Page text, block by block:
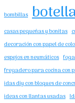
bombillas
casas pequeñas y bonitas
decoración con papel de
espejos en neumáticos
fregadero para cocina con
idas diy con bloques de
ideas con llantas usadas